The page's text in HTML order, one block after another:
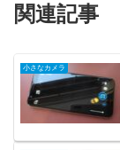
関連記事
小さなカメラ